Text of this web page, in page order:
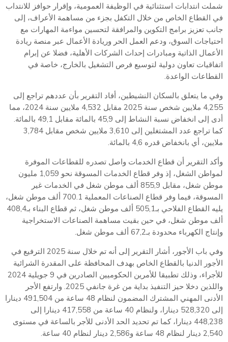
شملت انتدابات استثنائية في الوظيفة العمومية، وإقرار حوافز للانتداب
في القطاع الخاص من خلال التكفل بجزء من مساهمة الأعراف، إلى
جانب تعزيز برامج التكوين والمرافقة لتحسين مواءمة المهارات مع
احتياجات السوق، ودعم العمل الحر وريادة الأعمال عبر منصة ريادة
الأعمال الذاتية ومبادرات إحداث الشركات الأهلية، فضلا عن إبرام
اتفاقيات تعاون دولية لتوسيع فرص التشغيل بالخارج، خاصة في
القطاعات الواعدة.
وفي ما يتعلق بالسكان النشيطين، أفاد التقرير بأن عددهم تراجع إلى
4,255 ملايين شخص سنة 2025 مقابل 4,532 ملايين سنة 2024، مما
أدى إلى انخفاض نسبة النشاط إلى 45,9 بالمائة مقابل 49,1 بالمائة.
كما تراجع عدد المشتغلين إلى 3,610 ملايين شخص مقابل 3,784
ملايين، أي بانخفاض قدره 4,6 بالمائة.
وأكد التقرير أن قطاع الخدمات واصل تصدره للقطاعات الموفرة
لمواطن الشغل، إذ وفر قطاع الخدمات المسوقة نحو 1,059 مليون
موطن شغل، مقابل 855,9 ألف موطن شغل في الخدمات غير
المسوقة، فيما وفر قطاع الصناعات المعملية 700.1 ألف موطن شغل،
يليه القطاع الفلاحي بـ505,1 ألف موطن شغل، ثم قطاع البناء بـ408,4
ألف موطن شغل، في حين بقيت مساهمة الصناعات الاستخراجية
وإنتاج الكهرباء محدودة بـ67,2 ألف موطن شغل.
وفي باب الأجور، أشار التقرير إلى أنه تم خلال سنة 2025 الترفيع في
الأجور الدنيا بالقطاع الخاص بهدف المحافظة على المقدرة الشرائية
للأجراء، وذلك تطبيقا للأمرين الحكوميين الصادرين في 9 جويلية 2024
واللذين دخلا حيز التنفيذ بداية من غرة جانفي 2025. وارتفع الأجر
الأدنى المهني المشترك المضمون لنظام 48 ساعة من 491,504 دينارا
إلى 528,320 دينارا، ولنظام 40 ساعة من 417,558 دينارا إلى
448,238 دينارا، كما تم تحديد الحد الأدنى للأجر بالساعة في مستوى
2,540 دينار لنظام 48 ساعة و2,586 دينار لنظام 40 ساعة.